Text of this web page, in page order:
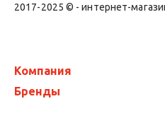
2017-2025 © - интернет-
Компания
Бренды